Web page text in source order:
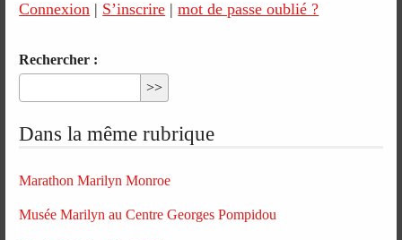
Connexion | S’inscrire |mot de passe oublié ?
Rechercher :
Dans la même rubrique
Marathon Marilyn Monroe
Musée Marilyn au Centre Georges Pompidou